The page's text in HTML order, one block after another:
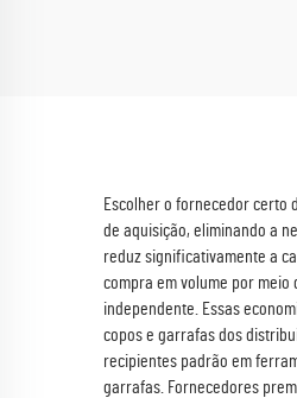
Escolher o fornecedor certo
de aquisição, eliminando a
reduz significativamente a
compra em volume por
independente. Essas
copos e garrafas dos
recipientes padrão em
garrafas. Fornecedores